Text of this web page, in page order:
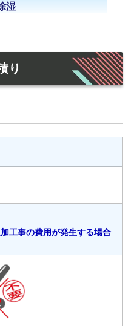
湿
り
工事の費用が発生する場合